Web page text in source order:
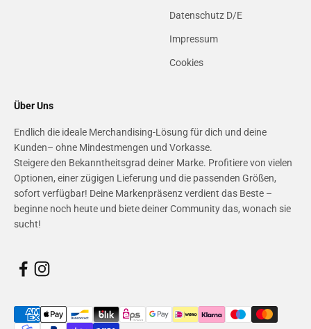
Datenschutz D/E
Impressum
Cookies
Über Uns
Endlich die ideale Merchandising-Lösung für dich und deine
Kunden– ohne Mindestmengen und Vorkasse.
Steigere den Bekanntheitsgrad deiner Marke. Profitiere von vielen
Optionen, einer zügigen Lieferung und die passenden Größen,
sofort verfügbar! Deine Markenpräsenz verdient das Beste –
beginne noch heute und biete deiner Community das, wonach sie
sucht!